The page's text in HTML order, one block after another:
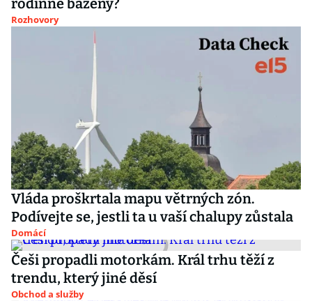
rodinné bazény?
Rozhovory
Vláda proškrtala mapu větrných zón.
Podívejte se, jestli ta u vaší chalupy zůstala
Domácí
Češi propadli motorkám. Král trhu těží z
trendu, který jiné děsí
Obchod a služby